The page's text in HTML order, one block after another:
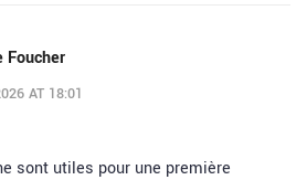
Foucher
AT 18:01
sont utiles pour une première